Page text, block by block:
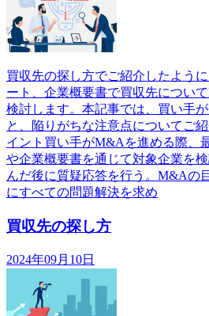
買収先の探し方でご紹介したよう
ート、企業概要書で買収先につい
検討します。本記事では、買い手
と、陥りがちな注意点についてご
イント買い手がM&Aを進める際、
や企業概要書を通じて対象企業を
んだ後に質疑応答を行う。M&Aの
にすべての問題解決を求め
買収先の探し方
2024年09月10日